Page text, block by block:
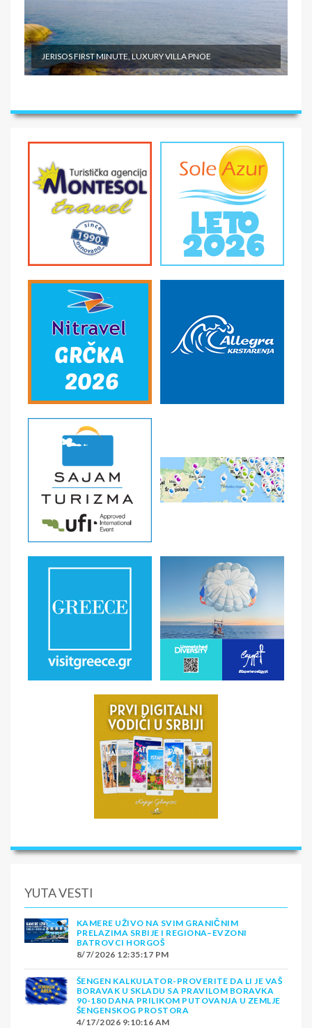
JERISOS FIRST MINUTE, LUXURY VILLA PNOE
YUTA VESTI
KAMERE UŽIVO NA SVIM GRANIČNIM
PRELAZIMA SRBIJE I REGIONA–EVZONI
BATROVCI HORGOŠ
8/7/2026 12:35:17 PM
ŠENGEN KALKULATOR-PROVERITE DA LI JE VAŠ
BORAVAK U SKLADU SA PRAVILOM BORAVKA
90-180 DANA PRILIKOM PUTOVANJA U ZEMLJE
ŠENGENSKOG PROSTORA
4/17/2026 9:10:16 AM